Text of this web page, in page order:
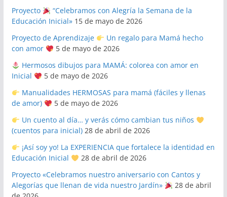
Proyecto
“Celebramos con Alegría la Semana de la
Educación Inicial» 15 de mayo de 2026
Proyecto de Aprendizaje
Un regalo para Mamá hecho
con amor
5 de mayo de 2026
Hermosos dibujos para MAMÁ: colorea con amor en
Inicial
5 de mayo de 2026
Manualidades HERMOSAS para mamá (fáciles y llenas
de amor)
5 de mayo de 2026
Un cuento al día… y verás cómo cambian tus niños
(cuentos para inicial) 28 de abril de 2026
¡Así soy yo! La EXPERIENCIA que fortalece la identidad en
Educación Inicial
28 de abril de 2026
Proyecto «Celebramos nuestro aniversario con Cantos y
Alegorías que llenan de vida nuestro Jardín»
28 de abril